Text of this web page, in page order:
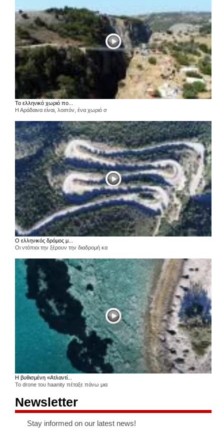
Το ελληνικό χωριό πο...
Η Αράδαινα είναι, λοιπόν, ένα χωριό σ
Ο ελληνικός δρόμος μ...
Οι ντόπιοι την ξέρουν την διαδρομή κα
Η βυθισμένη «Ατλαντί...
Το drone του haanity πέταξε πάνω μια
Newsletter
Stay informed on our latest news!